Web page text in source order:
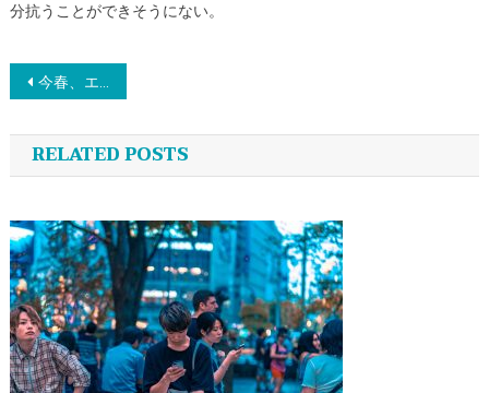
分抗うことができそうにない。
投
稿
ナ
ビ
ゲ
ー
今春、エンタメ界を牽引する若き才能たち：日向坂46大野愛実のドラマ初出演とALD1の日本快進撃
RELATED POSTS